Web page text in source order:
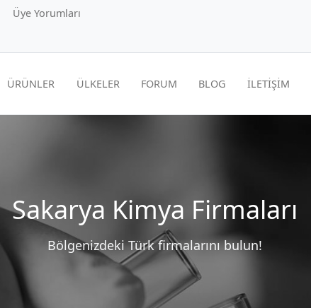
Üye Yorumları
ÜRÜNLER ÜLKELER FORUM BLOG İLETİŞİM
Sakarya Kimya Firmaları
Bölgenizdeki Türk firmalarını bulun!